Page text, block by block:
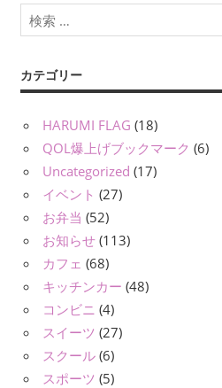
カテゴリー
HARUMI FLAG (18)
QOL爆上げブックマーク (6)
Uncategorized (17)
イベント (27)
お弁当 (52)
お知らせ (113)
カフェ (68)
キッチンカー (48)
コンビニ (4)
スイーツ (27)
スクール (6)
スポーツ (5)